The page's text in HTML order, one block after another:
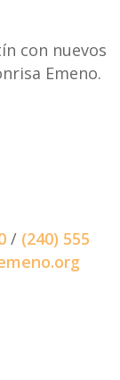
con nuevos
Emeno.
/ (240) 555